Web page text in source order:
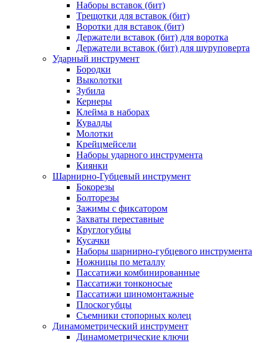
Наборы вставок (бит)
Трещотки для вставок (бит)
Воротки для вставок (бит)
Держатели вставок (бит) для воротка
Держатели вставок (бит) для шуруповерта
Ударный инструмент
Бородки
Выколотки
Зубила
Кернеры
Клейма в наборах
Кувалды
Молотки
Крейцмейсели
Наборы ударного инструмента
Киянки
Шарнирно-Губцевый инструмент
Бокорезы
Болторезы
Зажимы с фиксатором
Захваты переставные
Круглогубцы
Кусачки
Наборы шарнирно-губцевого инструмента
Ножницы по металлу
Пассатижи комбинированные
Пассатижи тонконосые
Пассатижи шиномонтажные
Плоскогубцы
Съемники стопорных колец
Динамометрический инструмент
Динамометрические ключи